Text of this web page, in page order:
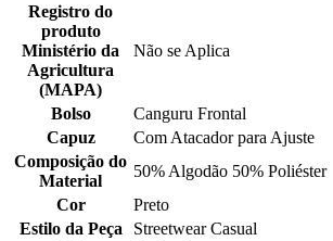
Registro do
produto
Ministério da
Agricultura
(MAPA)
Não se Aplica
Bolso
Canguru Frontal
Capuz
Com Atacador para Ajuste
Composição do
Material
50% Algodão 50% Poliéster
Cor
Preto
Estilo da Peça
Streetwear Casual